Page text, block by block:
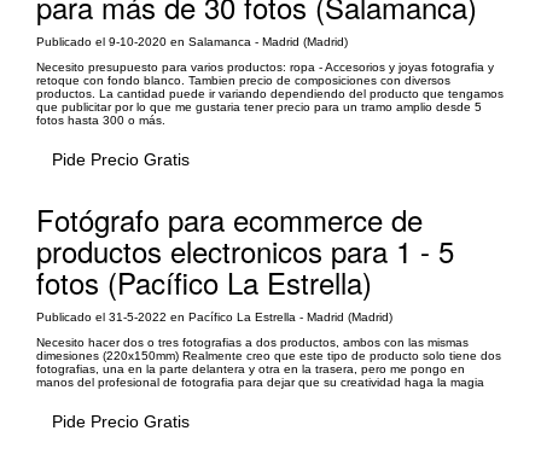
Publicado el 9-10-2020 en Salamanca - Madrid (Madrid)
Necesito presupuesto para varios productos: ropa - Accesorios y joyas fotografia y
retoque con fondo blanco. Tambien precio de composiciones con diversos
productos. La cantidad puede ir variando dependiendo del producto que tengamos
que publicitar por lo que me gustaria tener precio para un tramo amplio desde 5
fotos hasta 300 o más.
Pide Precio Gratis
Fotógrafo para ecommerce de
productos electronicos para 1 - 5
fotos (Pacífico La Estrella)
Publicado el 31-5-2022 en Pacífico La Estrella - Madrid (Madrid)
Necesito hacer dos o tres fotografias a dos productos, ambos con las mismas
dimesiones (220x150mm) Realmente creo que este tipo de producto solo tiene dos
fotografias, una en la parte delantera y otra en la trasera, pero me pongo en
manos del profesional de fotografia para dejar que su creatividad haga la magia
Pide Precio Gratis